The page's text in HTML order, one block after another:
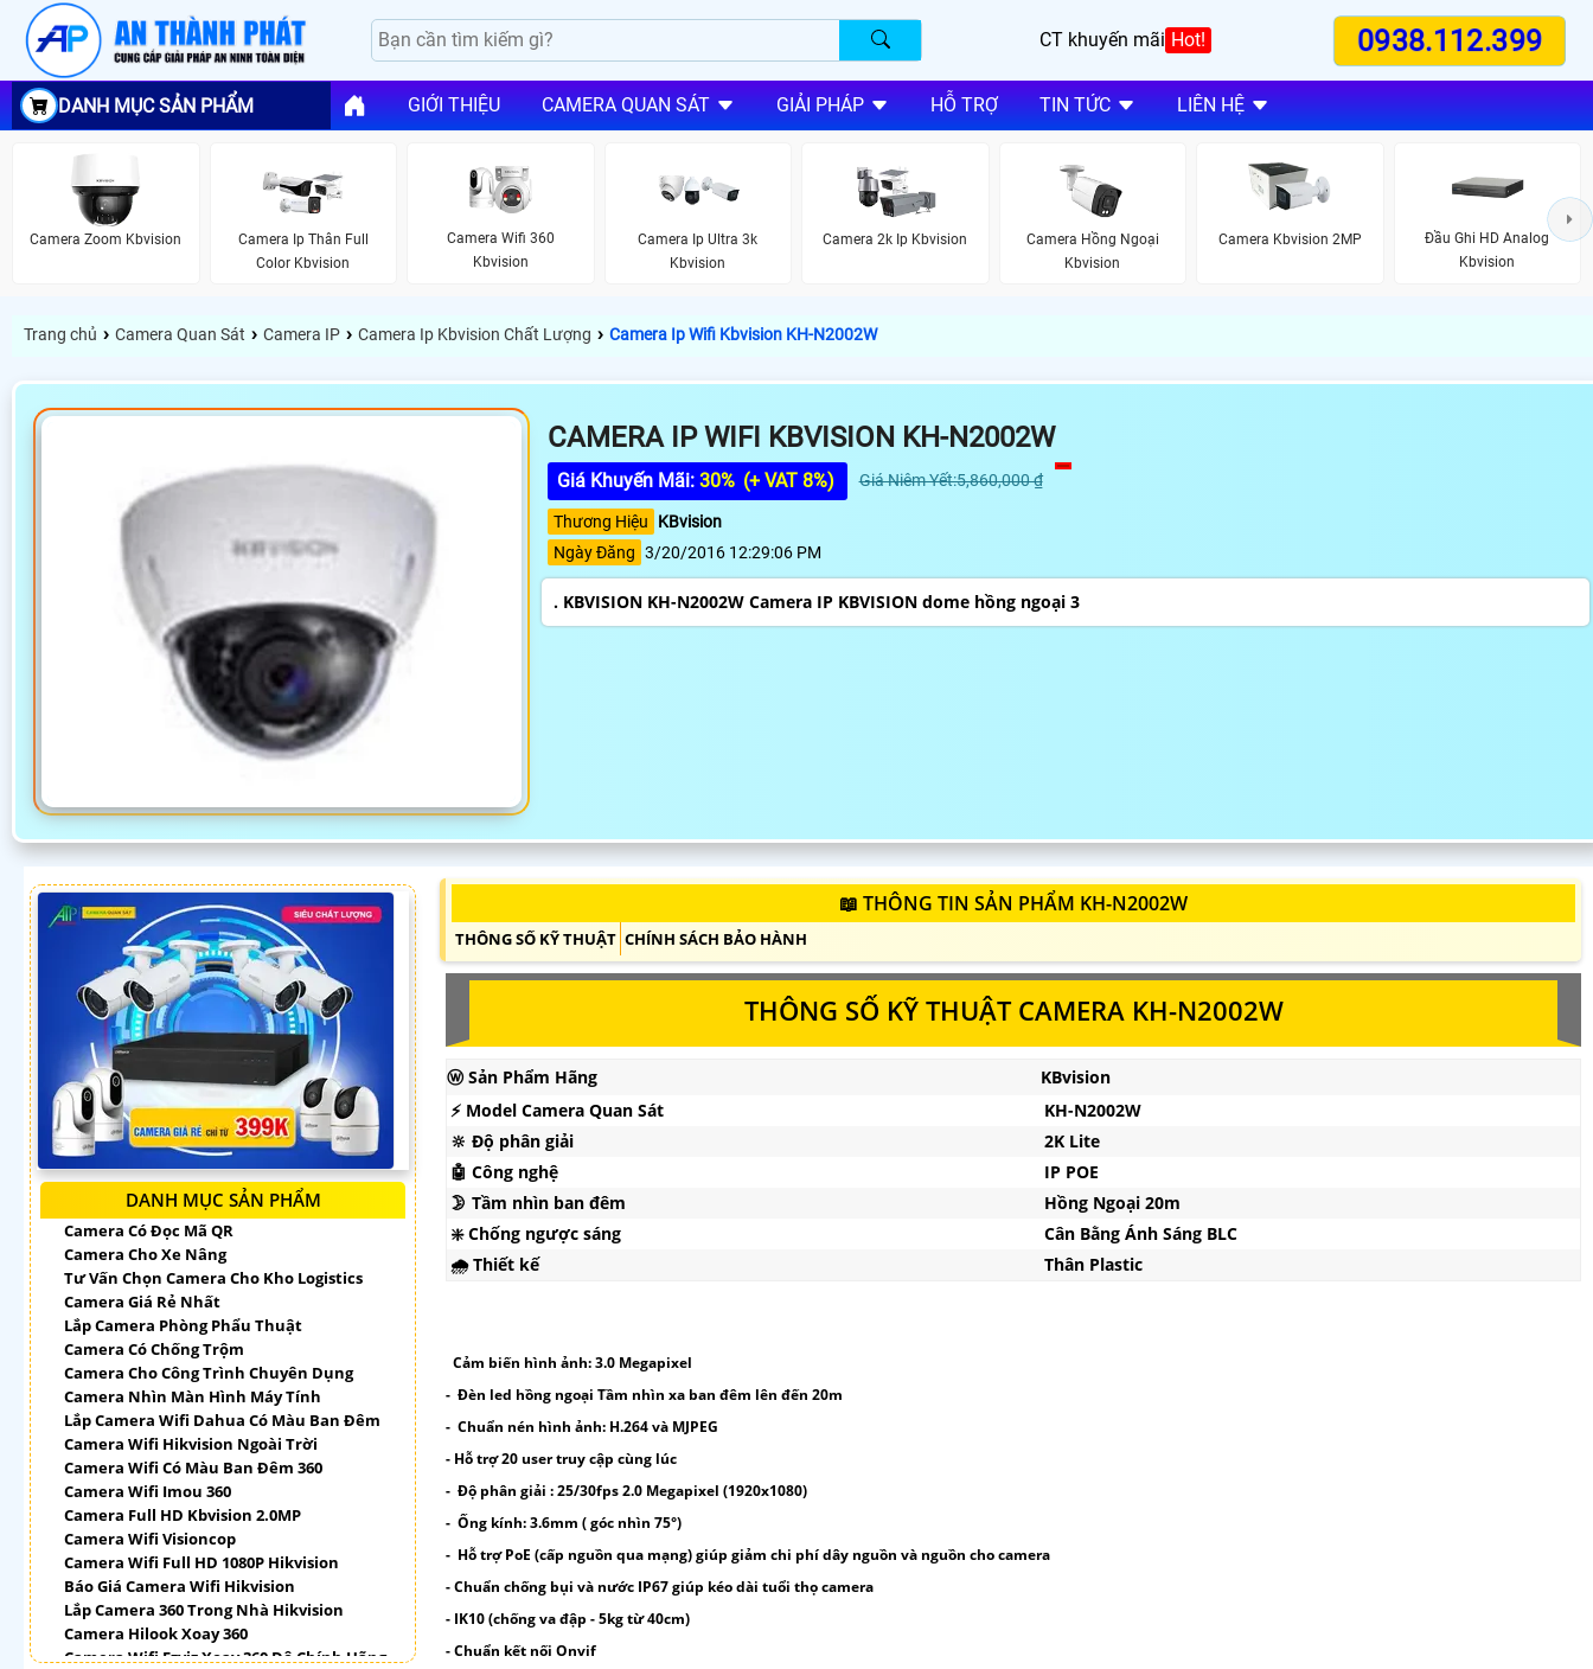
CT khuyến mãi Hot! 0938.112.399
DANH MỤC SẢN PHẨM GIỚI THIỆU CAMERA QUAN SÁT GIẢI PHÁP HỖ TRỢ TIN TỨC LIÊN HỆ
Camera Zoom Kbvision
Camera Ip Thân Full
Color Kbvision
Camera Wifi 360
Kbvision
Camera Ip Ultra 3k
Kbvision
Camera 2k Ip Kbvision
Camera Hồng Ngoại
Kbvision
Camera Kbvision 2MP
Đầu Ghi HD Analog
Kbvision
Trang chủ › Camera Quan Sát › Camera IP › Camera Ip Kbvision Chất Lượng › Camera Ip Wifi Kbvision KH-N2002W
CAMERA IP WIFI KBVISION KH-N2002W
Giá Khuyến Mãi: 30% (+ VAT 8%) Giá Niêm Yết:5,860,000 ₫
Thương Hiệu
KBvision
Ngày Đăng 3/20/2016 12:29:06 PM
. KBVISION KH-N2002W Camera IP KBVISION dome hồng ngoại 3
DANH MỤC SẢN PHẨM
Camera Có Đọc Mã QR
Camera Cho Xe Nâng
Tư Vấn Chọn Camera Cho Kho Logistics
Camera Giá Rẻ Nhất
Lắp Camera Phòng Phẩu Thuật
Camera Có Chống Trộm
Camera Cho Công Trình Chuyên Dụng
Camera Nhìn Màn Hình Máy Tính
Lắp Camera Wifi Dahua Có Màu Ban Đêm
Camera Wifi Hikvision Ngoài Trời
Camera Wifi Có Màu Ban Đêm 360
Camera Wifi Imou 360
Camera Full HD Kbvision 2.0MP
Camera Wifi Visioncop
Camera Wifi Full HD 1080P Hikvision
Báo Giá Camera Wifi Hikvision
Lắp Camera 360 Trong Nhà Hikvision
Camera Hilook Xoay 360
Camera Wifi Ezviz Xoay 360 Độ Chính Hãng
📖 THÔNG TIN SẢN PHẨM KH-N2002W
THÔNG SỐ KỸ THUẬT CHÍNH SÁCH BẢO HÀNH
THÔNG SỐ KỸ THUẬT CAMERA KH-N2002W
ⓦ Sản Phẩm Hãng
KBvision
⚡ Model Camera Quan Sát
KH-N2002W
🔆 Độ phân giải
2K Lite
🤖️ Công nghệ
IP POE
🌛 Tầm nhìn ban đêm
Hồng Ngoại 20m
❇️ Chống ngược sáng
Cân Bằng Ánh Sáng BLC
🌧️ Thiết kế
Thân Plastic
Cảm biến hình ảnh: 3.0 Megapixel
- Đèn led hồng ngoại Tầm nhìn xa ban đêm lên đến 20m
- Chuẩn nén hình ảnh: H.264 và MJPEG
- Hỗ trợ 20 user truy cập cùng lúc
- Độ phân giải : 25/30fps 2.0 Megapixel (1920x1080)
- Ống kính: 3.6mm ( góc nhìn 75°)
- Hỗ trợ PoE (cấp nguồn qua mạng) giúp giảm chi phí dây nguồn và nguồn cho camera
- Chuẩn chống bụi và nước IP67 giúp kéo dài tuổi thọ camera
- IK10 (chống va đập - 5kg từ 40cm)
- Chuẩn kết nối Onvif